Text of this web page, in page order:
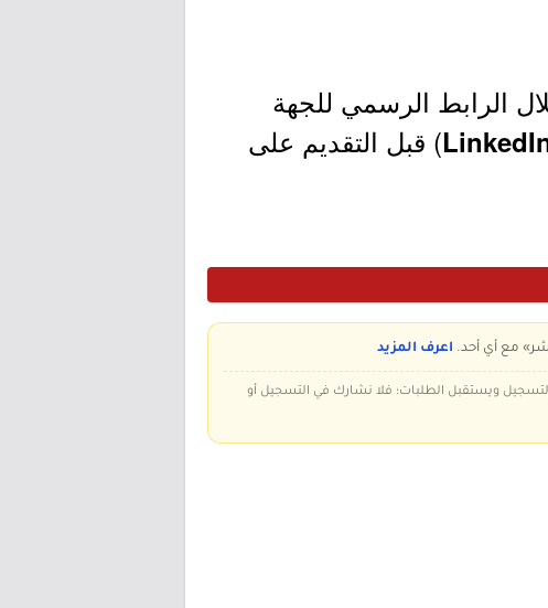
الرابط الرسمي للجهة
) قبل التقديم على
مع أي أحد. اعرف المزيد
التسجيل ويستقبل الطلبات؛ فلا نشارك في التسجيل أو